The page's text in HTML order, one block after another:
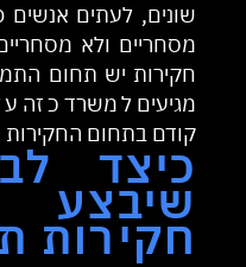
שונים, לעתים אנשים
מסחריים ולא
חקירות יש תחום
מגיעים למשרד כזה
קודם בתחום
כיצד
חקירות